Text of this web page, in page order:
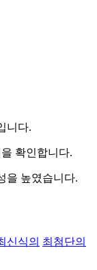
니다.
확인합니다.
을 높였습니다.
신식의 최첨단의